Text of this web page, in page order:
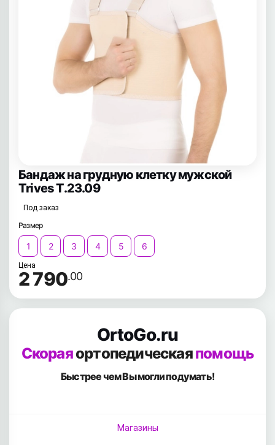
Бандаж на грудную клетку мужской
Trives Т.23.09
Под заказ
Размер
1 2 3 4 5 6
Цена
2 790.00
OrtoGo.ru
Скораяортопедическаяпомощь
Быстрее чем Вымогли подумать!
Магазины